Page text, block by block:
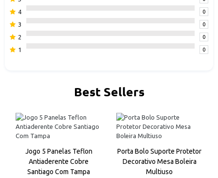
4 0
3 0
2 0
1 0
Best Sellers
Jogo 5 Panelas Teflon
Antiaderente Cobre
Santiago Com Tampa
Porta Bolo Suporte Protetor
Decorativo Mesa Boleira
Multiuso